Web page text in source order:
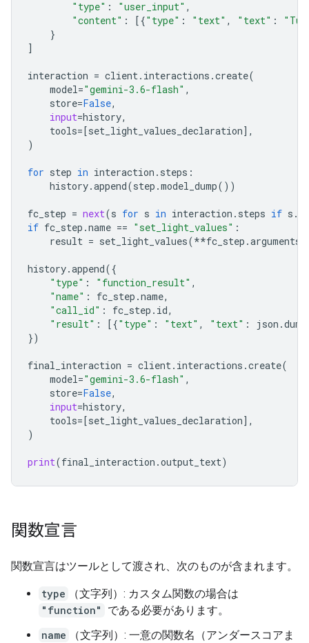
"type" : "user_input" ,
"content" : [{"type" : "text" , "text" :
}
]
interaction = client. interactions .create(
model="gemini-3.6-flash" ,
store=False,
input=history,
tools= [set_light_values_declaration],
)
for step in interaction . steps :
history.append(step .model_dump())
fc_step = next(s for s in interaction . steps if s .
if fc_step .name == "set_light_values" :
result = set_light_values(**fc_step .arguments
history.append({
"type" : "function_result" ,
"name" : fc_step .name,
"call_id" : fc_step . id,
"result" : [{"type" : "text" , "text" : json .
})
final_interaction = client. interactions .create(
model="gemini-3.6-flash" ,
store=False,
input=history,
tools= [set_light_values_declaration],
)
print(final_interaction .output_text)
関数宣言
関数宣言はツールとして渡され、次のものが含まれます。
type
（文字列）: カスタム関数の場合は
"function"
である必要があります。
name
（文字列）: 一意の関数名（アンダースコアま